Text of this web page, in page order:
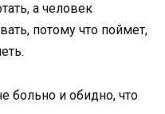
а человек
потому что поймет,
больно и обидно, что